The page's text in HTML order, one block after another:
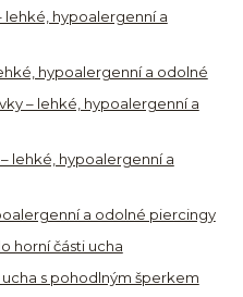
lehké, hypoalergenní a
hypoalergenní a odolné
– lehké, hypoalergenní a
lehké, hypoalergenní a
a odolné piercingy
horní části ucha
s pohodlným šperkem